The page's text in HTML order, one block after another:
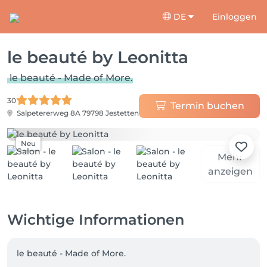
DE Einloggen
le beauté by Leonitta
le beauté - Made of More.
30
Salpetererweg 8A 79798 Jestetten
Termin buchen
Neu
Mehr
anzeigen
Wichtige Informationen
le beauté - Made of More.